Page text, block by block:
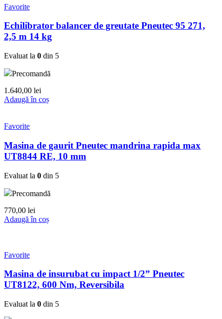
Favorite
Echilibrator balancer de greutate Pneutec 95 271,
2,5 m 14 kg
Evaluat la 0 din 5
Precomandă
1.640,00 lei
Adaugă în coș
Favorite
Masina de gaurit Pneutec mandrina rapida max
UT8844 RE, 10 mm
Evaluat la 0 din 5
Precomandă
770,00 lei
Adaugă în coș
Favorite
Masina de insurubat cu impact 1/2” Pneutec
UT8122, 600 Nm, Reversibila
Evaluat la 0 din 5